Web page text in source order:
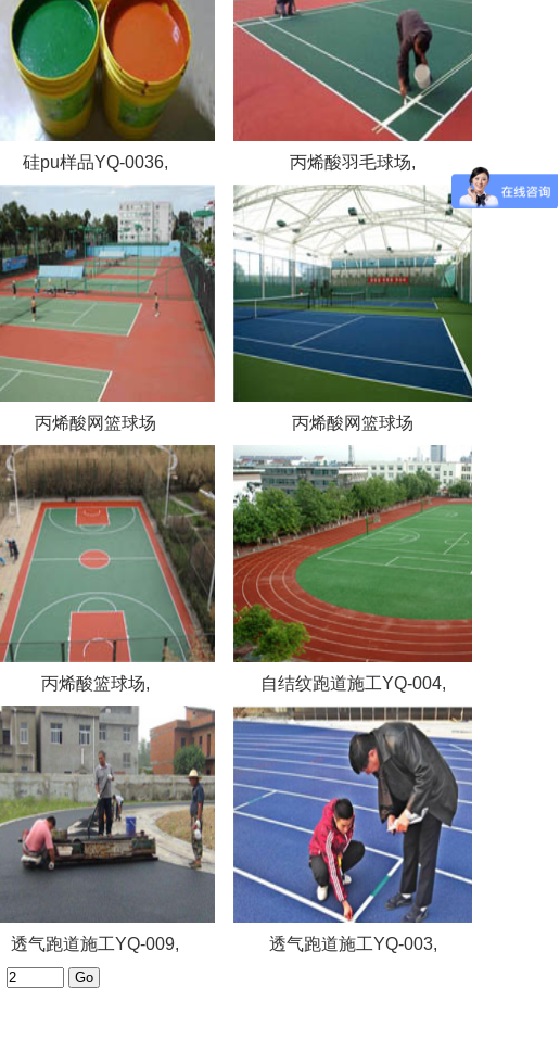
硅pu样品YQ-0036, 丙烯酸羽毛球场,
丙烯酸网篮球场 丙烯酸网篮球场
丙烯酸篮球场, 自结纹跑道施工YQ-004,
透气跑道施工YQ-009,
透气跑道施工YQ-003,